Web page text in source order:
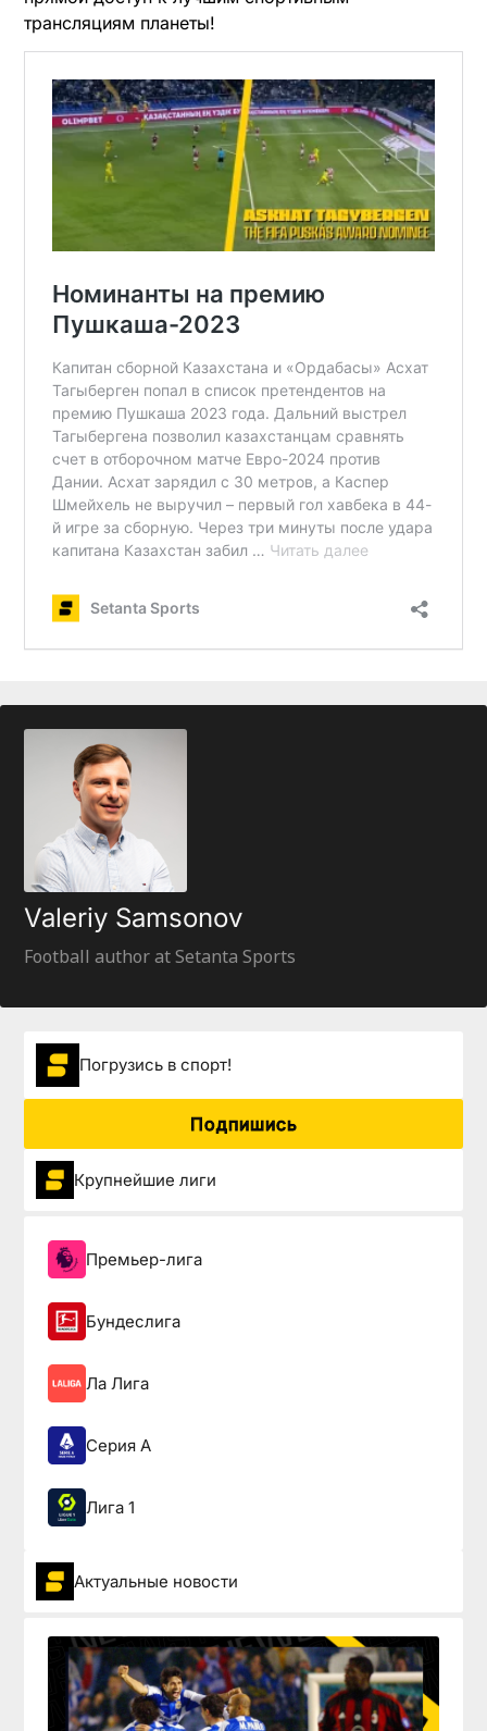
трансляциям планеты!
Valeriy Samsonov
Football author at Setanta Sports
Погрузиcь в спорт!
Подпишись
Крупнейшие лиги
Премьер-лига
Бундеслига
Ла Лига
Серия А
Лига 1
Актуальные новости